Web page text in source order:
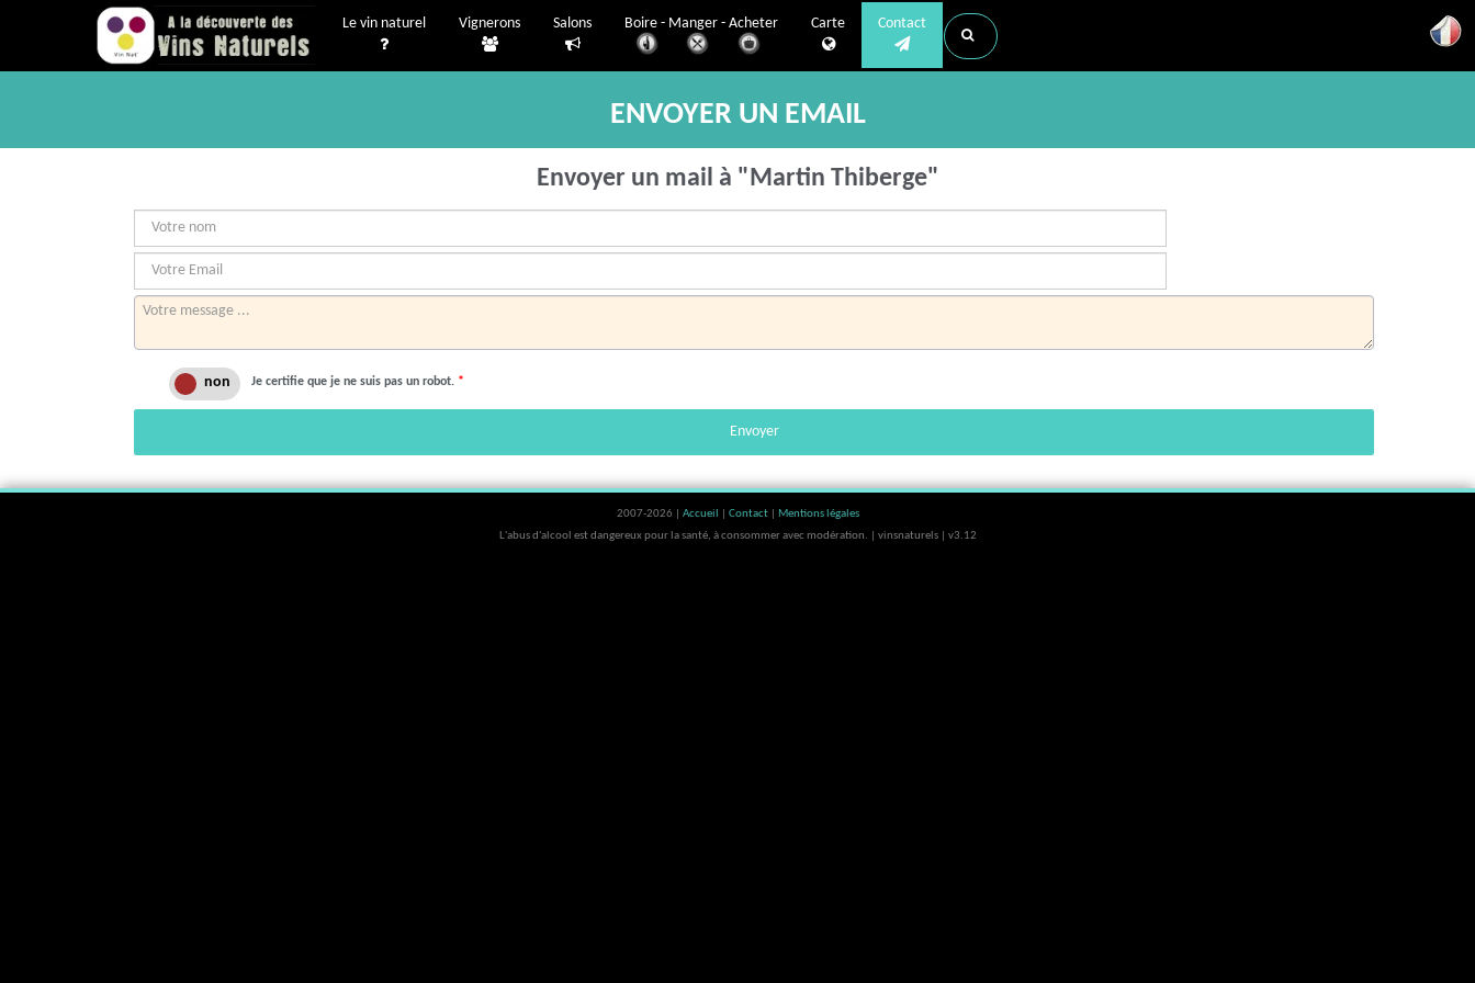
Le vin naturel Vignerons Salons Boire - Manger - Acheter Carte Contact
ENVOYER UN EMAIL
Envoyer un mail à "Martin Thiberge"
Je certifie que je ne suis pas un robot. *
Envoyer
2007-2026 | Accueil Contact
Mentions légales
L'abus d'alcool est dangereux pour la santé, à consommer avec modération. | vinsnaturels | v3.12